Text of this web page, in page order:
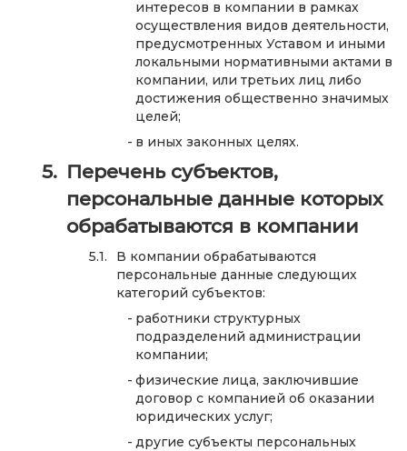
интересов в компании в рамках
осуществления видов деятельности,
предусмотренных Уставом и иными
локальными нормативными актами в
компании, или третьих лиц либо
достижения общественно значимых
целей;
в иных законных целях.
Перечень субъектов,
персональные данные которых
обрабатываются в компании
В компании обрабатываются
персональные данные следующих
категорий субъектов:
работники структурных
подразделений администрации
компании;
физические лица, заключившие
договор с компанией об оказании
юридических услуг;
другие субъекты персональных